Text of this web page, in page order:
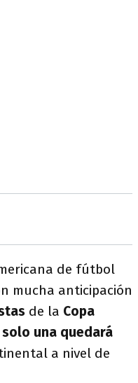
de fútbol
mucha anticipación
de la Copa
solo una quedará
a nivel de